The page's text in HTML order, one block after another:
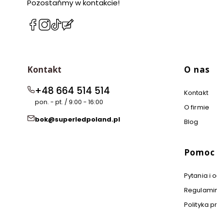
Pozostańmy w kontakcie!
(Otwiera
karcie)
(Otwiera
karcie)
(Otwiera
(Otwiera
Kontakt
+48 664 514 514
pon. - pt. / 9:00 - 16:00
bok@superledpoland.pl
Linki w
O nas
Kontakt
O firmie
Blog
Pomoc
Pytania i
Polityka